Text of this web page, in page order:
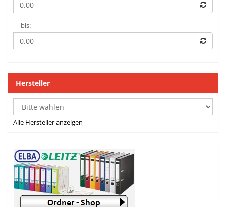
bis:
Hersteller
Alle Hersteller anzeigen